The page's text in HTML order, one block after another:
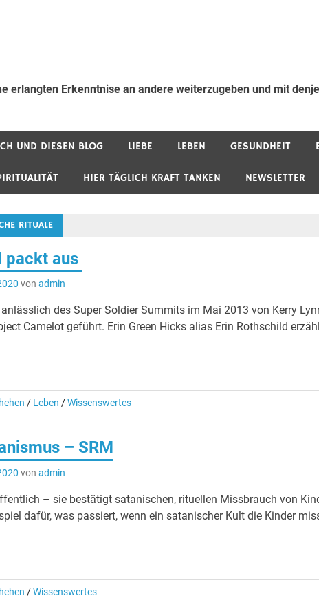
erlangten Erkenntnise an andere weiterzugeben und mit
UND DIESEN BLOG LIEBE LEBEN GESUNDHEIT
HIER TÄGLICH KRAFT TANKEN NEWSLETTER
RITUALE
packt aus
von admin
des Super Soldier Summits im Mai 2013 von Kerry
Camelot geführt. Erin Green Hicks alias Erin Rothschild
/ Leben /Wissenswertes
– SRM
von admin
– sie bestätigt satanischen, rituellen Missbrauch von
dafür, was passiert, wenn ein satanischer Kult die Kinder
/Wissenswertes